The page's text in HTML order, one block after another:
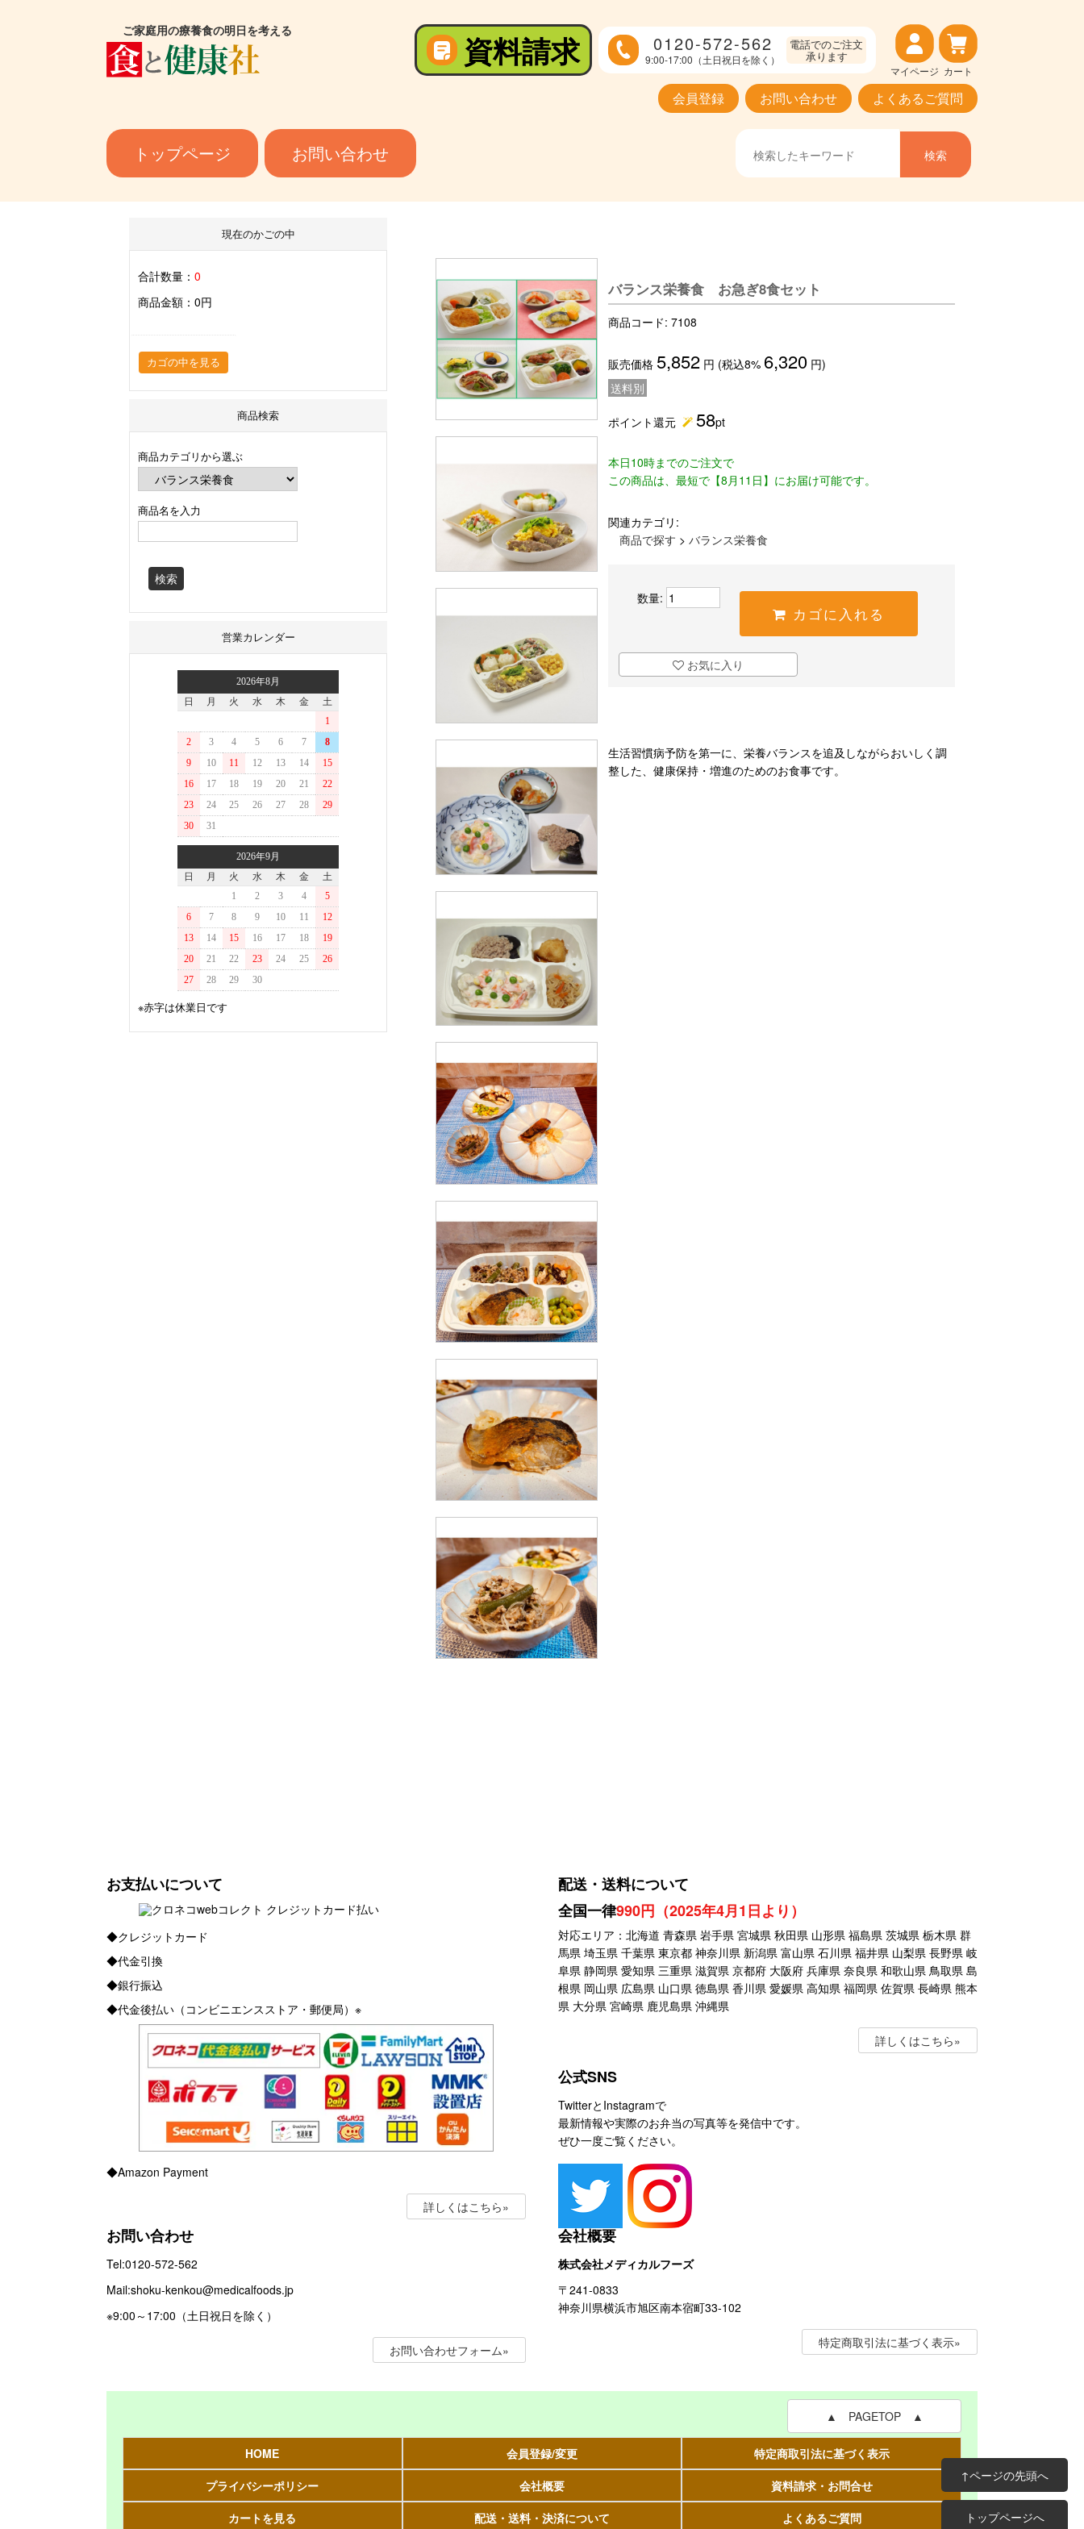
ご家庭用の療養食の明日を考える 資料請求 0120-572-562
9:00-17:00（土日祝日を除く）
電話でのご注文
承ります
マイページ カート
会員登録 お問い合わせ よくあるご質問
トップページ お問い合わせ
現在のかごの中
合計数量： 0
商品金額： 0円
カゴの中を見る
商品検索
商品カテゴリから選ぶ
商品名を入力
営業カレンダー
2026年8月
日
月 火 水 木 金
土
1
2
3 4 5 6 7
8
9
10 11 12 13 14
15
16
17 18 19 20 21
22
23
24 25 26 27 28
29
30
31
2026年9月
日
月 火 水 木 金
土
1
2 3 4
5
6
7 8 9 10 11
12
13
14 15 16 17 18
19
20
21 22 23 24 25
26
27
28 29 30
※赤字は休業日です
バランス栄養食 お急ぎ8食セット
商品コード: 7108
販売価格 5,852円 (税込8% 6,320円)
送料別
ポイント還元 58pt
本日10時までのご注文で
この商品は、最短で【8月11日】にお届け可能です。
関連カテゴリ:
商品で探す > バランス栄養食
数量:
カゴに入れる
お気に入り
生活習慣病予防を第一に、栄養バランスを追及しながらおいしく調
整した、健康保持・増進のためのお食事です。
↑ページの先頭へ
トップページへ
お支払いについて
◆クレジットカード
◆代金引換
◆銀行振込
◆代金後払い（コンビニエンスストア・郵便局）※
◆Amazon Payment
詳しくはこちら»
配送・送料について
全国一律990円（2025年4月1日より）
対応エリア：北海道 青森県 岩手県 宮城県 秋田県 山形県 福島県 茨城県 栃木県 群
馬県 埼玉県 千葉県 東京都 神奈川県 新潟県 富山県 石川県 福井県 山梨県 長野県 岐
阜県 静岡県 愛知県 三重県 滋賀県 京都府 大阪府 兵庫県 奈良県 和歌山県 鳥取県 島
根県 岡山県 広島県 山口県 徳島県 香川県 愛媛県 高知県 福岡県 佐賀県 長崎県 熊本
県 大分県 宮崎県 鹿児島県 沖縄県
詳しくはこちら»
公式SNS
TwitterとInstagramで
最新情報や実際のお弁当の写真等を発信中です。
ぜひ一度ご覧ください。
お問い合わせ
Tel:0120-572-562
Mail:shoku-kenkou@medicalfoods.jp
※9:00～17:00（土日祝日を除く）
お問い合わせフォーム»
会社概要
株式会社メディカルフーズ
〒241-0833
神奈川県横浜市旭区南本宿町33-102
特定商取引法に基づく表示»
▲ PAGETOP ▲
HOME 会員登録/変更
特定商取引法に基づく表示
プライバシーポリシー
会社概要
資料請求・お問合せ
カートを見る
配送・送料・決済について よくあるご質問